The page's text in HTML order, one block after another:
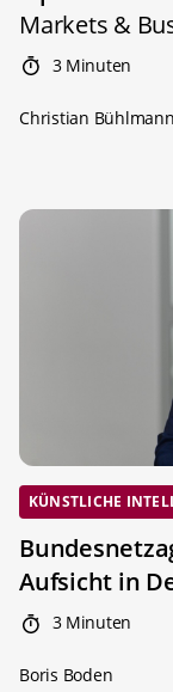
Markets &
3 Minuten
Christian Bühlmann
KÜNSTLICHE
Aufsicht in
3 Minuten
Boris Boden